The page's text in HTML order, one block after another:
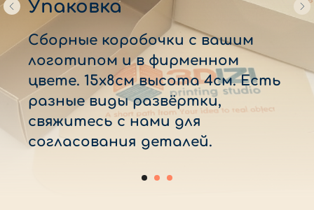
Упаковка
Сборные коробочки с вашим
логотипом и в фирменном
цвете. 15х8см высота 4см. Есть
разные виды развёртки,
свяжитесь с нами для
согласования деталей.